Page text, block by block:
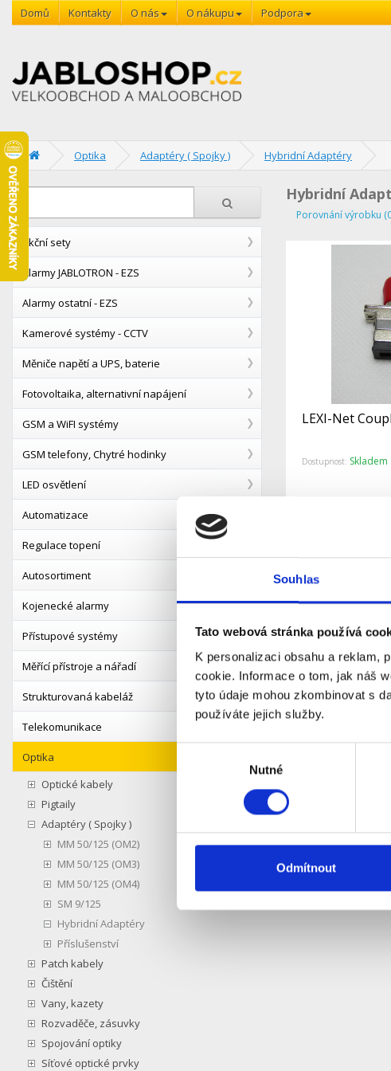
Souhlas
Tato webová stránka používá
K personalizaci obsahu a reklam,
cookie. Informace o tom, jak náš
tyto údaje mohou zkombinovat s
používáte jejich služby.
souhlasu
Nutné
Odmítnout
Domů Kontakty O nás O nákupu Podpora
Optika Adaptéry ( Spojky ) Hybridní Adaptéry
Akční sety
Alarmy JABLOTRON - EZS
Alarmy ostatní - EZS
Kamerové systémy - CCTV
Měniče napětí a UPS, baterie
Fotovoltaika, alternativní napájení
GSM a WiFI systémy
GSM telefony, Chytré hodinky
LED osvětlení
Automatizace
Regulace topení
Autosortiment
Kojenecké alarmy
Přístupové systémy
Měřící přístroje a nářadí
Strukturovaná kabeláž
Telekomunikace
Optika
Optické kabely
Pigtaily
Adaptéry ( Spojky )
MM 50/125 (OM2)
MM 50/125 (OM3)
MM 50/125 (OM4)
SM 9/125
Hybridní Adaptéry
Příslušenství
Patch kabely
Čištění
Vany, kazety
Rozvaděče, zásuvky
Spojování optiky
Síťové optické prvky
Hybridní
Porovnání výrobku
LEXI-Net
Dostupnost: Skladem